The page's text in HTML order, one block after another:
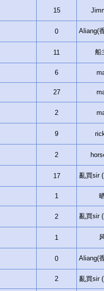
15
0 Aliang(
11 船
6
27
2
9
2
17 亂買sir
1
2 亂買sir
1
0 Aliang(
2 亂買sir